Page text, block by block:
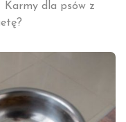
Karmy dla psów z